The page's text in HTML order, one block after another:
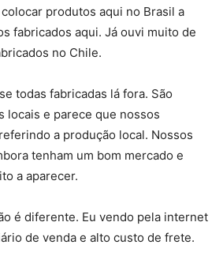
produtos aqui no Brasil a
fabricados aqui. Já ouvi muito de
no Chile.
todas fabricadas lá fora. São
locais e parece que nossos
a produção local. Nossos
tenham um bom mercado e
a aparecer.
é diferente. Eu vendo pela internet
de venda e alto custo de frete.